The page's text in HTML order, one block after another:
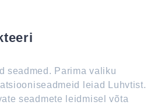
seadmed. Parima valiku
leiad Luhvtist.
seadmete leidmisel võta